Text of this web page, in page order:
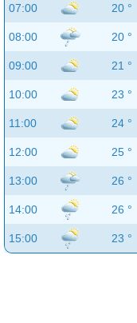
07:00 20 °
08:00 20 °
09:00 21 °
10:00 23 °
11:00 24 °
12:00 25 °
13:00 26 °
14:00 26 °
15:00 23 °